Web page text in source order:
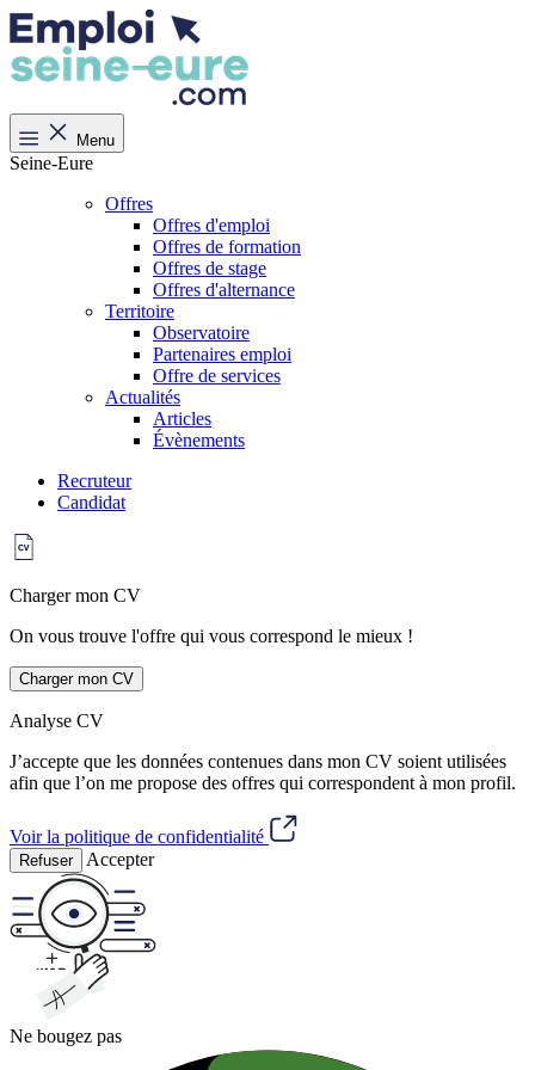
Menu
Seine-Eure
Offres
Offres d'emploi
Offres de formation
Offres de stage
Offres d'alternance
Territoire
Observatoire
Partenaires emploi
Offre de services
Actualités
Articles
Évènements
Recruteur
Candidat
Charger mon CV
On vous trouve l'offre qui vous correspond le mieux !
Charger mon CV
Analyse CV
J’accepte que les données contenues dans mon CV soient utilisées
afin que l’on me propose des offres qui correspondent à mon profil.
Voir la politique de confidentialité
Refuser Accepter
Ne bougez pas